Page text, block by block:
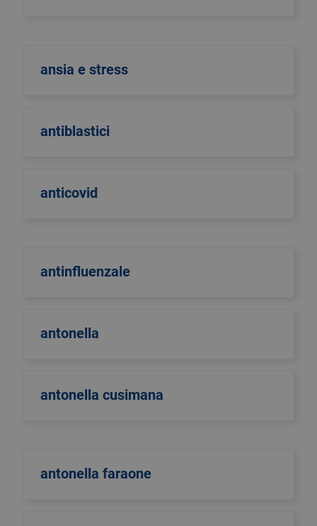
ansia e stress
antiblastici
anticovid
antinfluenzale
antonella
antonella cusimana
antonella faraone